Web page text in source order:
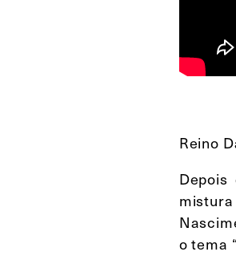
Reino
o tema